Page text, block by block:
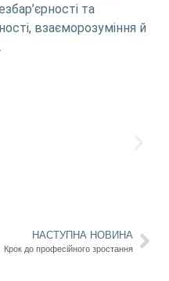
та
взаєморозуміння й
НАСТУПНА НОВИНА
Крок до професійного зростання